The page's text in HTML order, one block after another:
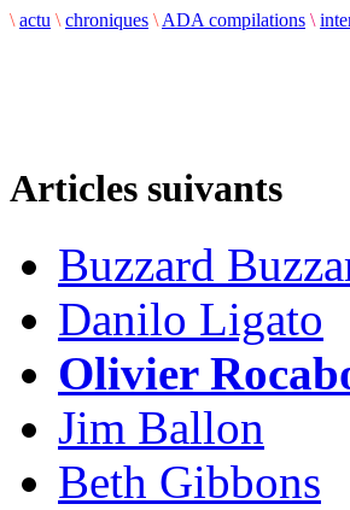
\ actu \ chroniques \ ADA compilations \
Articles suivants
Buzzard
Danilo Ligato
Olivier
Jim Ballon
Beth Gibbons